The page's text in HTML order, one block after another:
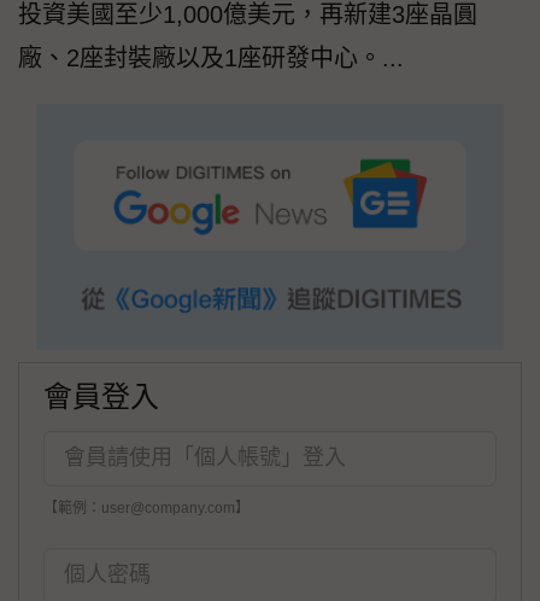
投資美國至少1,000億美元，再新建3座晶圓
廠、2座封裝廠以及1座研發中心。...
會員登入
【範例：user@company.com】